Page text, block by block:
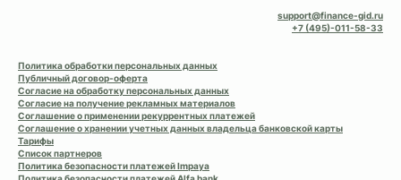
support@finance-gid.ru
+7 (495)-011-58-33
Политика обработки персональных данных
Публичный договор-оферта
Согласие на обработку персональных данных
Согласие на получение рекламных материалов
Соглашение о применении рекуррентных платежей
Соглашение о хранении учетных данных владельца банковской карты
Тарифы
Список партнеров
Политика безопасности платежей Impaya